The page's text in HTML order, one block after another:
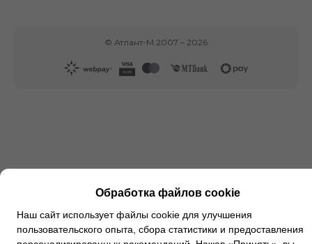
© Атлант-М 2007 – 2026
Обработка файлов cookie
Наш сайт использует файлы cookie для улучшения
пользовательского опыта, сбора статистики и предоставления